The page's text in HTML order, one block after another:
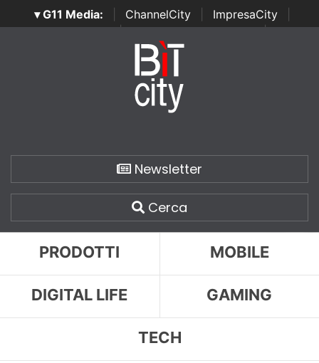
▾ G11 Media: ChannelCity ImpresaCity
SecurityOpenLab | Italian Channel Awards | Italian
Italian Security Awards
Newsletter
Cerca
PRODOTTI MOBILE
DIGITAL LIFE GAMING
TECH